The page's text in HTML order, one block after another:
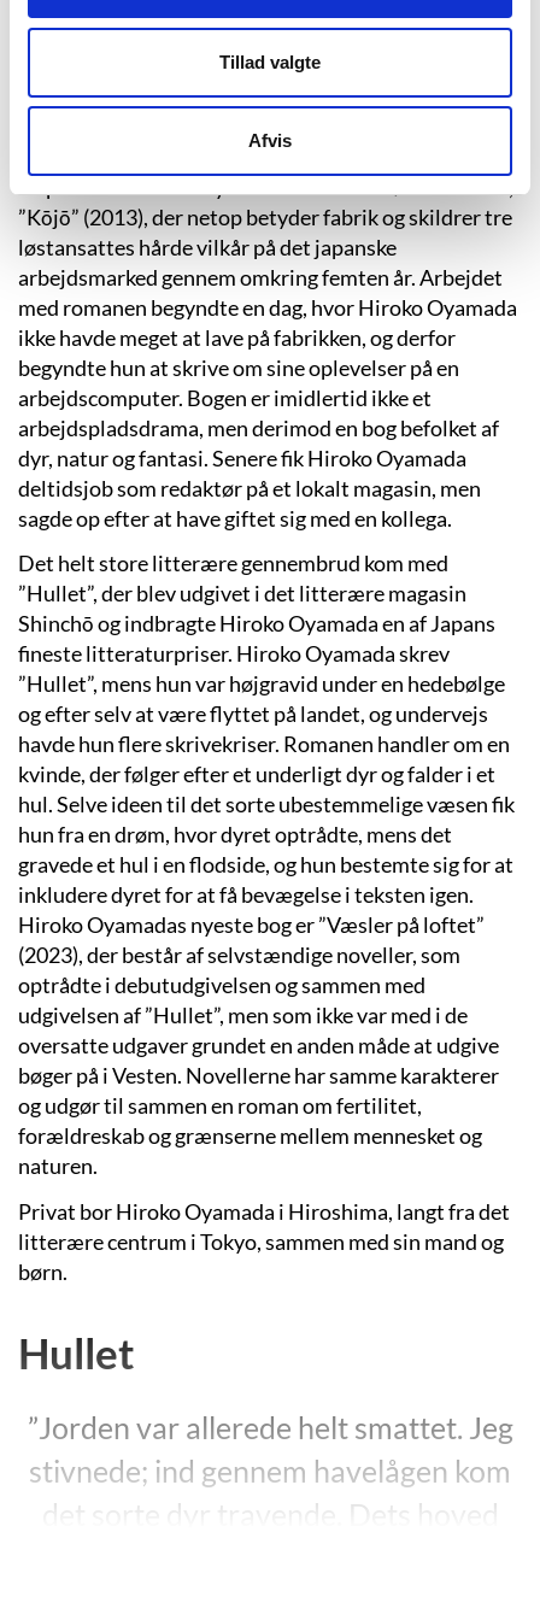
Tillad valgte
Afvis
afsluttede i 2006 med en opgave om japanske
tegneserier fra edo-perioden (ca. år 1603-1868),
hvorefter hun tog forskellige småjobs, deriblandt som
”Kōjō” (2013), der netop betyder fabrik og skildrer tre
løstansattes hårde vilkår på det japanske
arbejdsmarked gennem omkring femten år. Arbejdet
med romanen begyndte en dag, hvor Hiroko Oyamada
ikke havde meget at lave på fabrikken, og derfor
begyndte hun at skrive om sine oplevelser på en
arbejdscomputer. Bogen er imidlertid ikke et
arbejdspladsdrama, men derimod en bog befolket af
dyr, natur og fantasi. Senere fik Hiroko Oyamada
deltidsjob som redaktør på et lokalt magasin, men
sagde op efter at have giftet sig med en kollega.
Det helt store litterære gennembrud kom med
”Hullet”, der blev udgivet i det litterære magasin
Shinchō og indbragte Hiroko Oyamada en af Japans
fineste litteraturpriser. Hiroko Oyamada skrev
”Hullet”, mens hun var højgravid under en hedebølge
og efter selv at være flyttet på landet, og undervejs
havde hun flere skrivekriser. Romanen handler om en
kvinde, der følger efter et underligt dyr og falder i et
hul. Selve ideen til det sorte ubestemmelige væsen fik
hun fra en drøm, hvor dyret optrådte, mens det
gravede et hul i en flodside, og hun bestemte sig for at
inkludere dyret for at få bevægelse i teksten igen.
Hiroko Oyamadas nyeste bog er ”Væsler på loftet”
(2023), der består af selvstændige noveller, som
optrådte i debutudgivelsen og sammen med
udgivelsen af ”Hullet”, men som ikke var med i de
oversatte udgaver grundet en anden måde at udgive
bøger på i Vesten. Novellerne har samme karakterer
og udgør til sammen en roman om fertilitet,
forældreskab og grænserne mellem mennesket og
naturen.
Privat bor Hiroko Oyamada i Hiroshima, langt fra det
litterære centrum i Tokyo, sammen med sin mand og
børn.
Hullet
”Jorden var allerede helt smattet. Jeg
stivnede; ind gennem havelågen kom
det sorte dyr travende. Dets hoved